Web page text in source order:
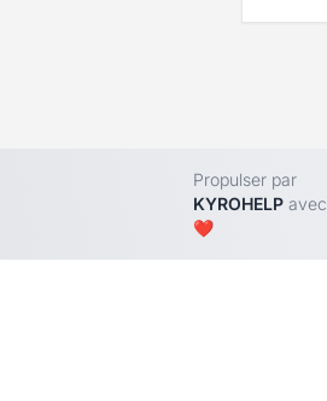
Propulser par
KYROHELP avec
❤️